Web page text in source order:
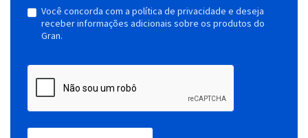
Você concorda com a política de privacidade e deseja
receber informações adicionais sobre os produtos do
Gran.